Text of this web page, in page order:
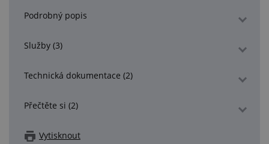
Podrobný popis
Služby (3)
Technická dokumentace (2)
Přečtěte si (2)
Vytisknout